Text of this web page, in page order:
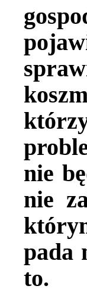
nie
nie
pada
to.